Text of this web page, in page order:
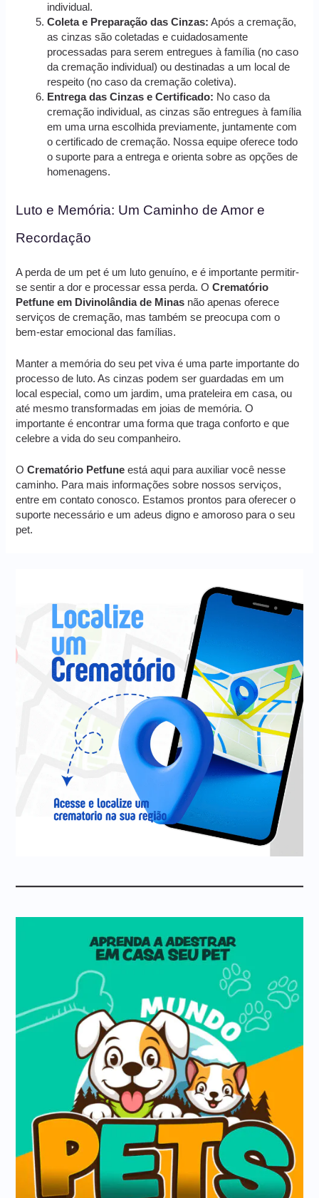
individual.
Coleta e Preparação das Cinzas: Após a cremação,
as cinzas são coletadas e cuidadosamente
processadas para serem entregues à família (no caso
da cremação individual) ou destinadas a um local de
respeito (no caso da cremação coletiva).
Entrega das Cinzas e Certificado: No caso da
cremação individual, as cinzas são entregues à família
em uma urna escolhida previamente, juntamente com
o certificado de cremação. Nossa equipe oferece todo
o suporte para a entrega e orienta sobre as opções de
homenagens.
Luto e Memória: Um Caminho de Amor e
Recordação
A perda de um pet é um luto genuíno, e é importante permitir-
se sentir a dor e processar essa perda. OCrematório
Petfune em Divinolândia de Minas não apenas oferece
serviços de cremação, mas também se preocupa com o
bem-estar emocional das famílias.
Manter a memória do seu pet viva é uma parte importante do
processo de luto. As cinzas podem ser guardadas em um
local especial, como um jardim, uma prateleira em casa, ou
até mesmo transformadas em joias de memória. O
importante é encontrar uma forma que traga conforto e que
celebre a vida do seu companheiro.
OCrematório Petfune está aqui para auxiliar você nesse
caminho. Para mais informações sobre nossos serviços,
entre em contato conosco. Estamos prontos para oferecer o
suporte necessário e um adeus digno e amoroso para o seu
pet.